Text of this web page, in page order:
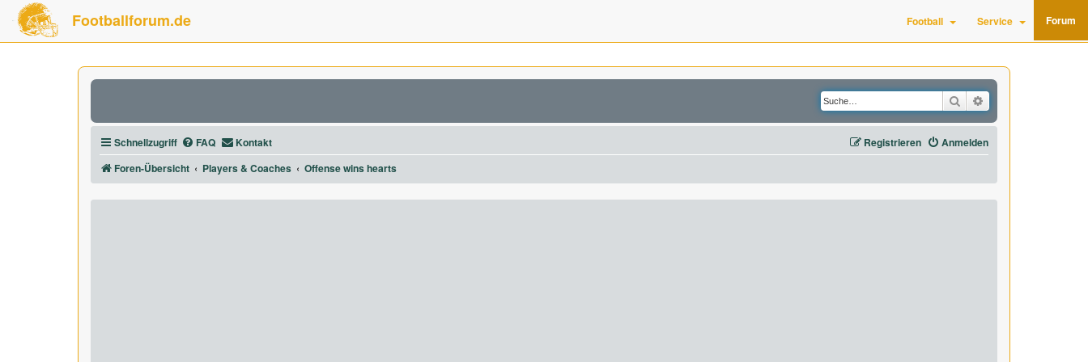
Footballforum.de Football Service Forum
Suche
Schnellzugriff FAQ Kontakt Anmelden
Registrieren
Foren-Übersicht
Players & Coaches Offense wins hearts